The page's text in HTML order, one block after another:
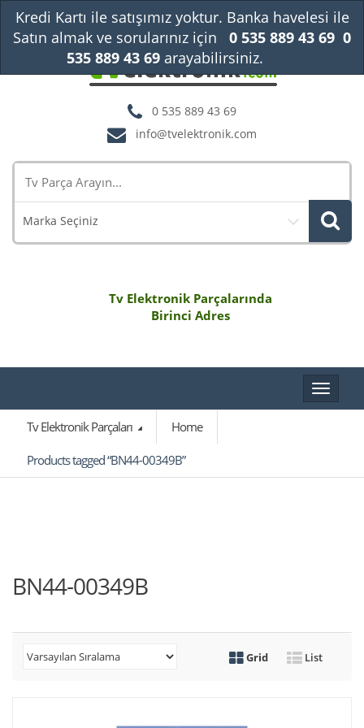
0 535 889 43 69
info@tvelektronik.com
Marka Seçiniz
Tv Elektronik Parçalarında
Birinci Adres
Toggle
Tv Elektronik Parçaları
Home
Products tagged “BN44-00349B”
BN44-00349B
Grid List
Kredi Kartı ile satışımız yoktur. Banka havelesi ile
Satın almak ve sorularınız için
0 535 889 43 69 0
535 889 43 69arayabilirsiniz.